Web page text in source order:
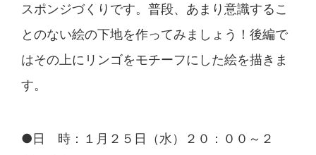
スポンジづくりです。 普段、あまり意識するこ
とのない絵の下地を作ってみまし ょう！後編で
はその上にリンゴをモチーフにした絵を描き ま
す。
●日 時：１月２５日（水）２０：００～２